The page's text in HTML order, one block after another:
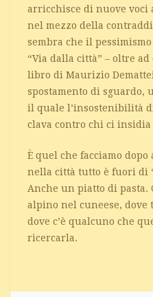
arricchisce di nuove voci
nel mezzo della
sembra che il
“Via dalla città” – oltre
libro di Maurizio
spostamento di sguardo,
il quale l’insostenibilità
clava contro chi ci
È quel che facciamo
nella città tutto è fuori di
Anche un piatto di pasta.
alpino nel cuneese, dove
dove c’è qualcuno che
ricercarla.